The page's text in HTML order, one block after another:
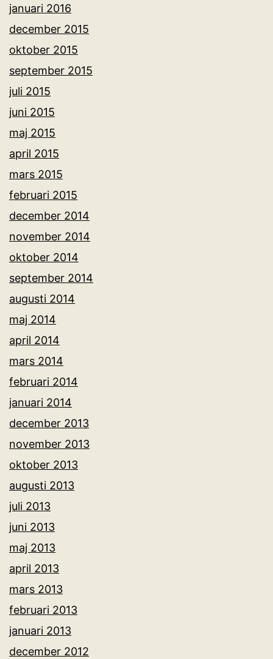
januari 2016
december 2015
oktober 2015
september 2015
juli 2015
juni 2015
maj 2015
april 2015
mars 2015
februari 2015
december 2014
november 2014
oktober 2014
september 2014
augusti 2014
maj 2014
april 2014
mars 2014
februari 2014
januari 2014
december 2013
november 2013
oktober 2013
augusti 2013
juli 2013
juni 2013
maj 2013
april 2013
mars 2013
februari 2013
januari 2013
december 2012